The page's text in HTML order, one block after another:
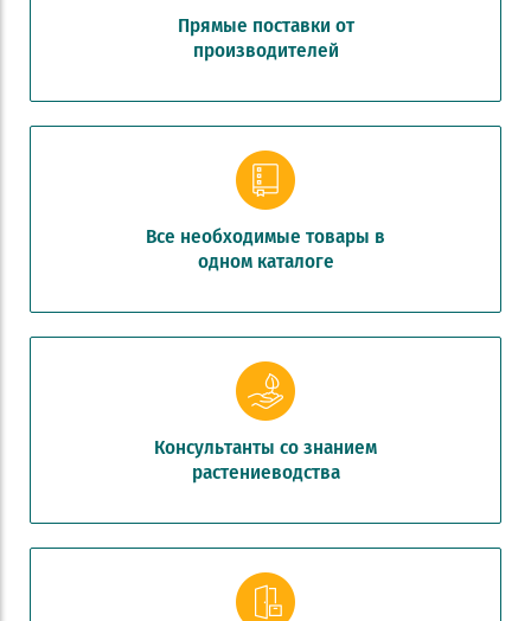
Прямые поставки от
производителей
Все необходимые товары в
одном каталоге
Консультанты со знанием
растениеводства